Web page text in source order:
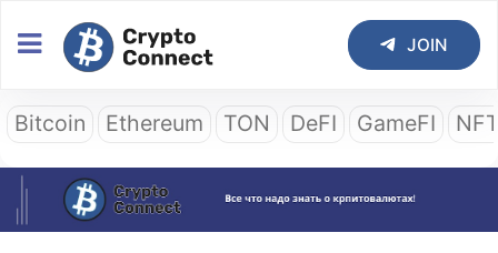
JOIN
Bitcoin Ethereum TON DeFI GameFI